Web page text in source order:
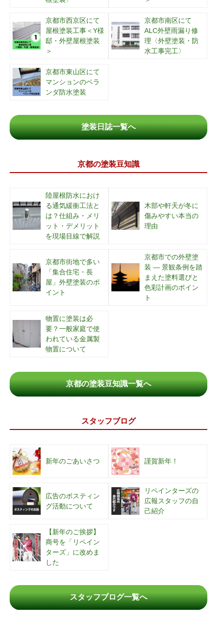
京都市西京区にて
屋根塗装工事＜Y様
邸・外壁屋根塗装
＞
京都市南区にて
ALC外壁雨漏り修
理〈外壁塗装・防
水工事完工〉
京都市東山区にて
マンションのベラ
ンダ防水塗装
塗装日誌一覧へ
京都の塗装豆知識
陸屋根防水におけ
る通気緩衝工法と
は？仕組み・メリ
ット・デメリット
を現場目線で解説
木部や軒天が冬に
傷みやすい本当の
理由
京都市街地で多い
「集合住宅・長
屋」外壁塗装のポ
イント
京都市での外壁塗
装 ― 景観条例を踏
まえた塗料選びと
色彩計画のポイン
ト
物置に塗装は必
要？一般家庭で使
われている金属製
物置について
京都の塗装豆知識一覧へ
スタッフブログ
新年のごあいさつ 謹賀新年！
広告のポスティン
グ活動について
リペインターズの
広報スタッフの自
己紹介
【新年のご挨拶】
商号を「リペイン
ターズ」に改めま
した
スタッフブログ一覧へ